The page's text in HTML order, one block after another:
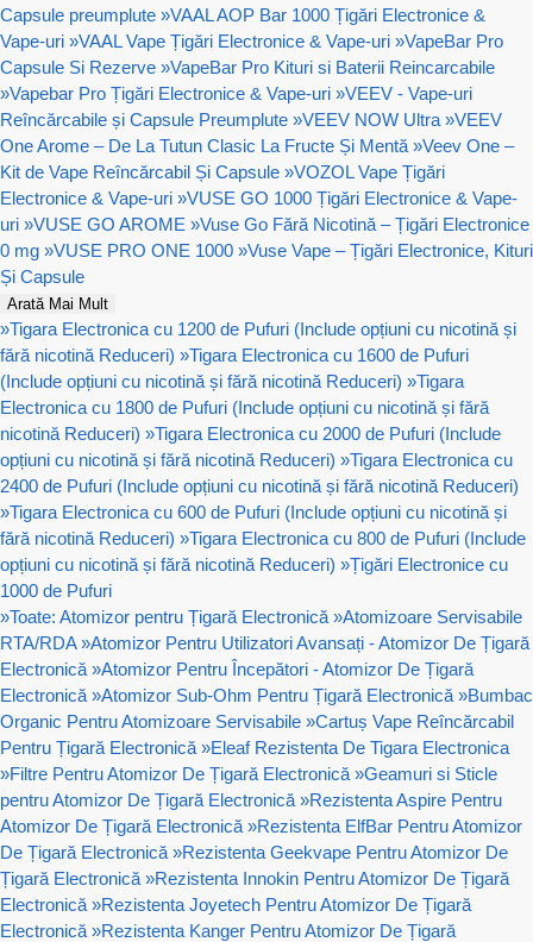
Capsule preumplute »VAAL AOP Bar 1000 Țigări Electronice &
Vape-uri »VAAL Vape Țigări Electronice & Vape-uri »VapeBar Pro
Capsule Si Rezerve »VapeBar Pro Kituri si Baterii Reincarcabile
»Vapebar Pro Țigări Electronice & Vape-uri »VEEV - Vape-uri
Reîncărcabile și Capsule Preumplute »VEEV NOW Ultra »VEEV
One Arome – De La Tutun Clasic La Fructe Și Mentă »Veev One –
Kit de Vape Reîncărcabil Și Capsule »VOZOL Vape Țigări
Electronice & Vape-uri »VUSE GO 1000 Țigări Electronice & Vape-
uri »VUSE GO AROME »Vuse Go Fără Nicotină – Țigări Electronice
0 mg »VUSE PRO ONE 1000 »Vuse Vape – Țigări Electronice, Kituri
Și Capsule
Arată Mai Mult
»Tigara Electronica cu 1200 de Pufuri (Include opțiuni cu nicotină și
fără nicotină Reduceri) »Tigara Electronica cu 1600 de Pufuri
(Include opțiuni cu nicotină și fără nicotină Reduceri) »Tigara
Electronica cu 1800 de Pufuri (Include opțiuni cu nicotină și fără
nicotină Reduceri) »Tigara Electronica cu 2000 de Pufuri (Include
opțiuni cu nicotină și fără nicotină Reduceri) »Tigara Electronica cu
2400 de Pufuri (Include opțiuni cu nicotină și fără nicotină Reduceri)
»Tigara Electronica cu 600 de Pufuri (Include opțiuni cu nicotină și
fără nicotină Reduceri) »Tigara Electronica cu 800 de Pufuri (Include
opțiuni cu nicotină și fără nicotină Reduceri) »Țigări Electronice cu
1000 de Pufuri
»Toate: Atomizor pentru Țigară Electronică »Atomizoare Servisabile
RTA/RDA »Atomizor Pentru Utilizatori Avansați - Atomizor De Țigară
Electronică »Atomizor Pentru Începători - Atomizor De Țigară
Electronică »Atomizor Sub-Ohm Pentru Țigară Electronică »Bumbac
Organic Pentru Atomizoare Servisabile »Cartuș Vape Reîncărcabil
Pentru Țigară Electronică »Eleaf Rezistenta De Tigara Electronica
»Filtre Pentru Atomizor De Țigară Electronică »Geamuri si Sticle
pentru Atomizor De Țigară Electronică »Rezistenta Aspire Pentru
Atomizor De Țigară Electronică »Rezistenta ElfBar Pentru Atomizor
De Țigară Electronică »Rezistenta Geekvape Pentru Atomizor De
Țigară Electronică »Rezistenta Innokin Pentru Atomizor De Țigară
Electronică »Rezistenta Joyetech Pentru Atomizor De Țigară
Electronică »Rezistenta Kanger Pentru Atomizor De Țigară